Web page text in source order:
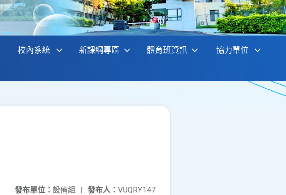
校內系統 新課綱專區 體育班資訊 協力單位
發布人： VUQRY147
發布單位： 設備組 |